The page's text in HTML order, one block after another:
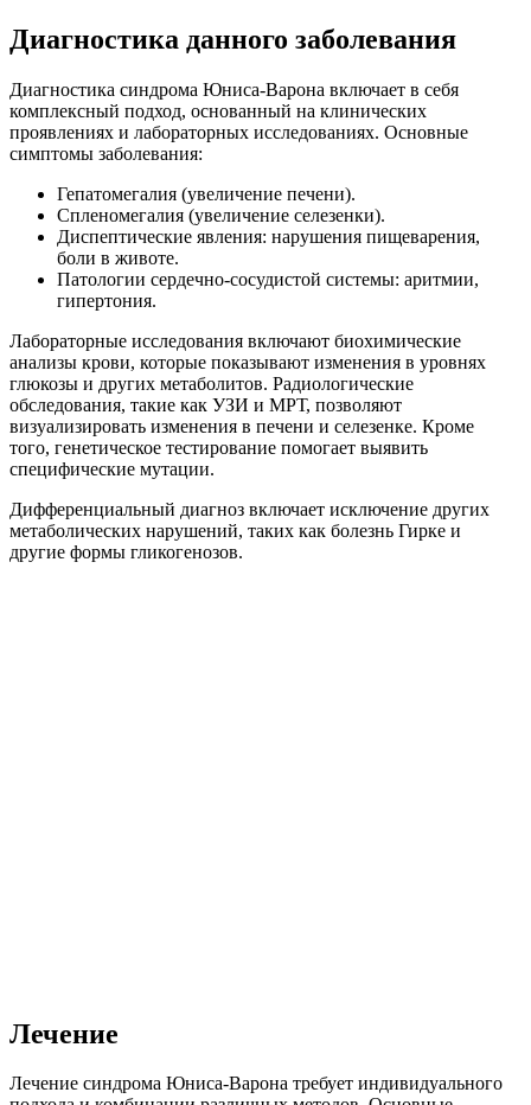
Диагностика данного заболевания
Диагностика синдрома Юниса-Варона включает в себя
комплексный подход, основанный на клинических
проявлениях и лабораторных исследованиях. Основные
симптомы заболевания:
Гепатомегалия (увеличение печени).
Спленомегалия (увеличение селезенки).
Диспептические явления: нарушения пищеварения,
боли в животе.
Патологии сердечно-сосудистой системы: аритмии,
гипертония.
Лабораторные исследования включают биохимические
анализы крови, которые показывают изменения в уровнях
глюкозы и других метаболитов. Радиологические
обследования, такие как УЗИ и МРТ, позволяют
визуализировать изменения в печени и селезенке. Кроме
того, генетическое тестирование помогает выявить
специфические мутации.
Дифференциальный диагноз включает исключение других
метаболических нарушений, таких как болезнь Гирке и
другие формы гликогенозов.
Лечение
Лечение синдрома Юниса-Варона требует индивидуального